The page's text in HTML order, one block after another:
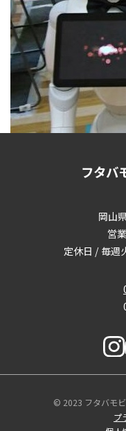
フタバ
岡山
営
定休日 / 毎週
© 2023 フタバモ
プ